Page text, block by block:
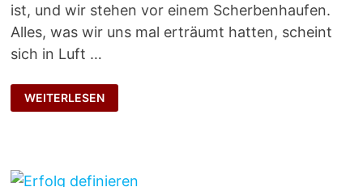
ist, und wir stehen vor einem Scherbenhaufen.
Alles, was wir uns mal erträumt hatten, scheint
sich in Luft …
SEHNSUCHTSZIELE
WEITERLESEN